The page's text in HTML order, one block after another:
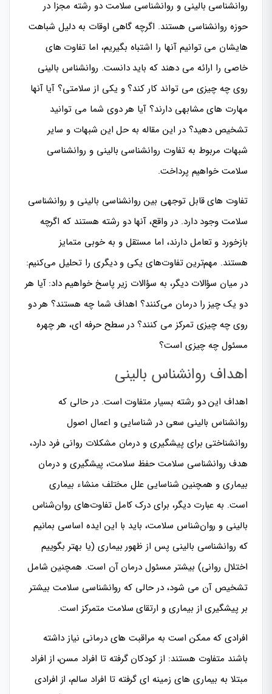
روانشناسی بالینی و روانشناسی سلامت دو رشته مجزا در
حوزه روانشناسی هستند. اگرچه گاهی اوقات به دلیل شباهت
هایشان می توانیم آنها را اشتباه بگیریم، اما تفاوت های
خاصی را ارائه می دهند که باید دانست. روانشناس بالینی
روی چه چیزی می تواند کار کند؟ و یکی از سلامتی؟ آیا آنها
مهارت های مشابهی دارند؟ آیا هر دوی شما می توانید
تشخیص دهید؟ در این مقاله به حل این شبهات و سایر
شبهات مربوط به تفاوت روانشناسی بالینی و روانشناسی
سلامت خواهیم پرداخت.
تفاوت های قابل توجهی بین روانشناسی بالینی و روانشناسی
سلامت وجود دارد. در واقع، آنها دو رشته هستند که اگرچه
بازخورد و تعامل دارند، اما مستقل و به خوبی متمایز
هستند. مهم‌ترین تفاوت‌های یکی و دیگری را تحلیل می‌کنیم:
در میان سؤالات دیگر، به سؤالات زیر پاسخ خواهیم داد: آیا هر
دو یک چیز را درمان می‌کنند؟ اهداف شما چه هستند؟ هر دو
روی چه چیزی تمرکز می کنند؟ در سطح حرفه ای، هر چهره
مسئول چه چیزی است؟
اهداف روانشناس بالینی
اهداف این دو رشته بسیار متفاوت است. در حالی که
روانشناس بالینی سعی در شناسایی و اعمال اصول
روانشناختی برای پیشگیری و درمان مشکلات روانی فرد دارد،
هدف روانشناسی سلامت حفظ سلامت، پیشگیری و درمان
بیماری و همچنین شناسایی علل مختلف منشاء بیماری
است. به عبارت دیگر، برای درک کامل تفاوت‌های روان‌شناس
بالینی و روان‌شناس سلامت، باید با این ایده اساسی بمانیم
که روانشناسی بالینی پس از ظهور بیماری (یا بهتر بگوییم
اختلال روانی) بیشتر مسئول درمان آن است. همچنین شامل
تشخیص آن می شود، در حالی که روانشناسی سلامت بیشتر
بر پیشگیری از بیماری و ارتقای سلامت متمرکز است.
افرادی که ممکن است به مراقبت های درمانی نیاز داشته
باشند متفاوت هستند: از کودکان گرفته تا افراد مسن، از افراد
مبتلا به بیماری های زمینه ای گرفته تا افراد سالم، از افرادی